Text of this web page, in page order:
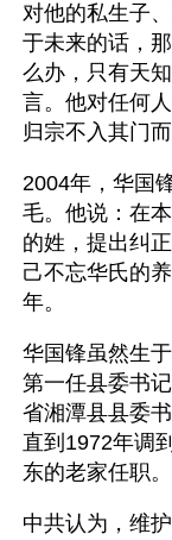
对他的私生子
于未来的话，那
么办，只有天
言。他对任何
归宗不入其门而
2004年，华国
毛。他说：在
的姓，提出纠
己不忘华氏的
年。
华国锋虽然生
第一任县委书
省湘潭县县委
直到1972年调
东的老家任职。
中共认为，维